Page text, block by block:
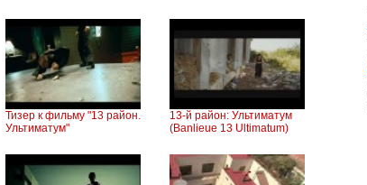
Тизер к фильму "13 район.
Ультиматум"
13-й район: Ультиматум
(Banlieue 13 Ultimatum)